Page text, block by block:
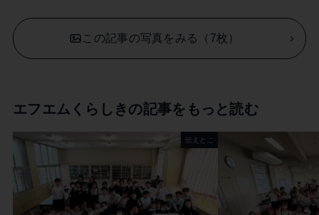
この記事の写真をみる（7枚）
エフエムくらしきの記事をもっと読む
伝えとこ